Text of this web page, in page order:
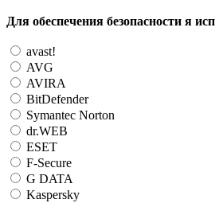
Для обеспечения безопасности я
avast!
AVG
AVIRA
BitDefender
Symantec Norton
dr.WEB
ESET
F-Secure
G DATA
Kaspersky